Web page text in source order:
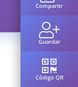
Compartir
Guardar
Código QR